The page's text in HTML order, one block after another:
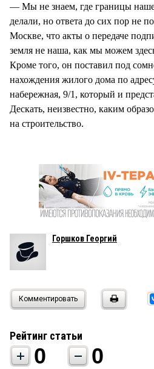
— Мы не знаем, где границы
делали, но ответа до сих пор не
Москве, что акты о передаче
земля не наша, как мы можем
Кроме того, он поставил под
нахождения жилого дома по
набережная, 9/1, который и
Дескать, неизвестно, каким
на строительство.
Горшков Георгий
Комментировать
Рейтинг статьи
0 0